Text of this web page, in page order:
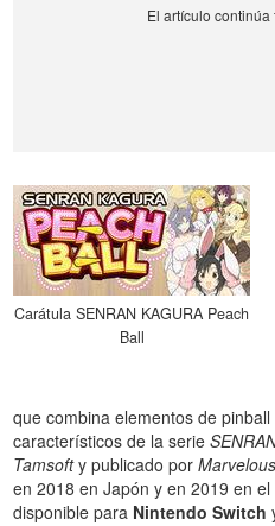
Carátula SENRAN KAGURA Peach
Ball
que combina elementos de
característicos de la serie
Tamsofty publicado porMarvelous
en 2018 en Japón y en 2019 en
disponible para Nintendo Switch